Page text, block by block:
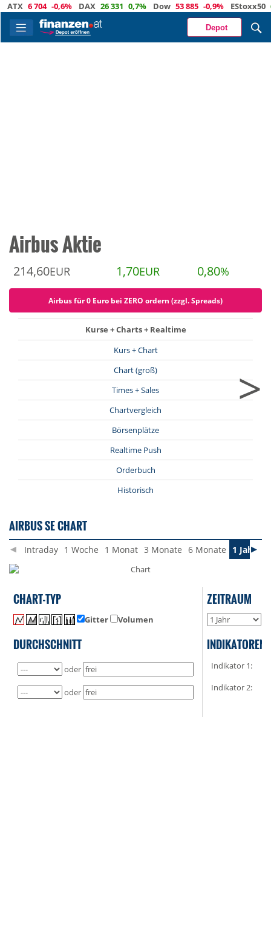
6 704 -0,6% DAX 26 331 0,7% Dow 53 885 -0,9% EStoxx50 6
Depot
Airbus Aktie
214,60EUR 1,70EUR 0,80%
Airbus für 0 Euro bei ZERO ordern (zzgl. Spreads)
Kurse + Charts + Realtime
Kurs + Chart
Chart (groß)
Times + Sales
Chartvergleich
Börsenplätze
Realtime Push
Orderbuch
Historisch
>
AIRBUS SE CHART
Intraday 1 Woche 1 Monat 3 Monate 6 Monate 1 Jahr
CHART-TYP
Gitter Volumen
ZEITRAUM
DURCHSCHNITT
oder
oder
INDIKATOREN
Indikator 1:
Indikator 2: